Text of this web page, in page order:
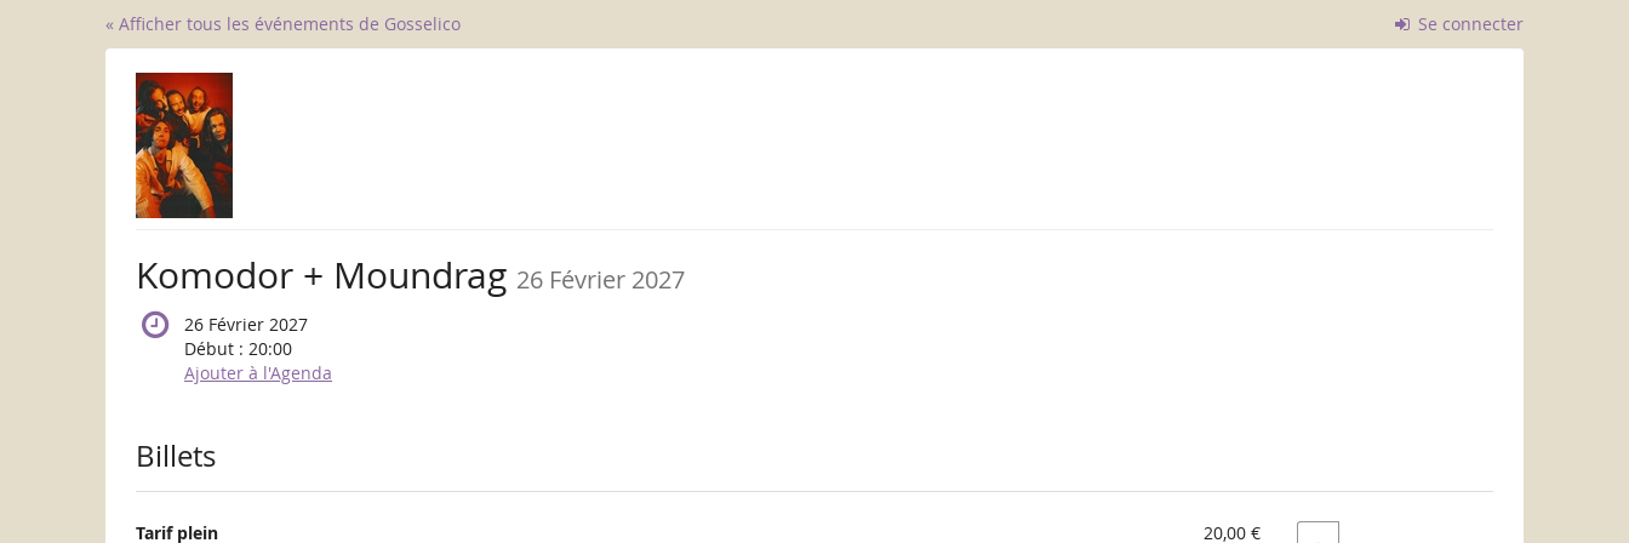
Se connecter
« Afficher tous les événements de Gosselico
Komodor + Moundrag 26 Février 2027
26 Février 2027
Début : 20:00
Ajouter à l'Agenda
Produits
Billets
Tarif plein 20,00 €